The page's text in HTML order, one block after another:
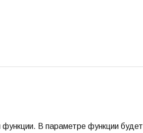
В параметре функции будет